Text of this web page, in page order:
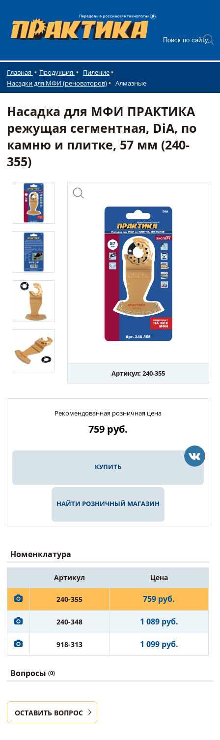
Главная Продукция
Пиление
Насадки для МФИ (реноваторов)
Алмазные
Насадка для МФИ ПРАКТИКА
режущая сегментная, DiA, по
камню и плитке, 57 мм (240-
355)
Артикул: 240-355
Рекомендованная розничная цена
759 руб.
КУПИТЬ
НАЙТИ РОЗНИЧНЫЙ МАГАЗИН
Номенклатура
Артикул Цена
240-355 759 руб.
240-348 1 089 руб.
918-313 1 099 руб.
Вопросы (0)
ОСТАВИТЬ ВОПРОС